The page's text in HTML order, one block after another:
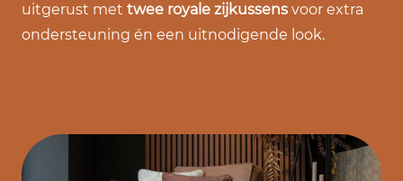
uitgerust met twee royale zijkussens voor extra
ondersteuning én een uitnodigende look.